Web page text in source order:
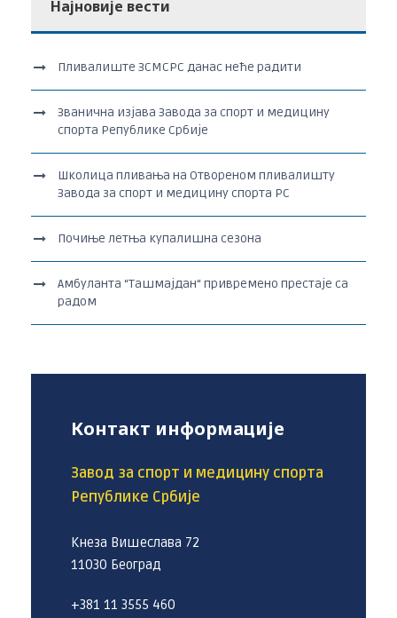
Најновије вести
Пливалиште ЗСМСРС данас неће радити
Званична изјава Завода за спорт и медицину
спорта Републике Србије
Школица пливања на Отвореном пливалишту
Завода за спорт и медицину спорта РС
Почиње летња купалишна сезона
Амбуланта “Ташмајдан“ привремено престаје са
радом
Контакт информације
Завод за спорт и медицину спорта
Републике Србије
Кнеза Вишеслава 72
11030 Београд
+381 11 3555 460